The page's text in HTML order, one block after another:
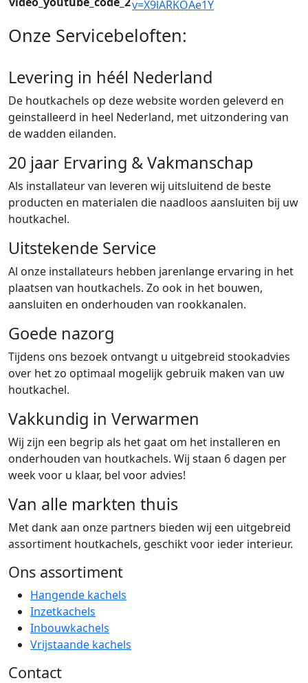
v=X9lARKOAe1Y
Onze Servicebeloften:
Levering in héél Nederland
De houtkachels op deze website worden geleverd en
geinstalleerd in heel Nederland, met uitzondering van
de wadden eilanden.
20 jaar Ervaring & Vakmanschap
Als installateur van leveren wij uitsluitend de beste
producten en materialen die naadloos aansluiten bij uw
houtkachel.
Uitstekende Service
Al onze installateurs hebben jarenlange ervaring in het
plaatsen van houtkachels. Zo ook in het bouwen,
aansluiten en onderhouden van rookkanalen.
Goede nazorg
Tijdens ons bezoek ontvangt u uitgebreid stookadvies
over het zo optimaal mogelijk gebruik maken van uw
houtkachel.
Vakkundig in Verwarmen
Wij zijn een begrip als het gaat om het installeren en
onderhouden van houtkachels. Wij staan 6 dagen per
week voor u klaar, bel voor advies!
Van alle markten thuis
Met dank aan onze partners bieden wij een uitgebreid
assortiment houtkachels, geschikt voor ieder interieur.
Ons assortiment
Hangende kachels
Inzetkachels
Inbouwkachels
Vrijstaande kachels
Contact